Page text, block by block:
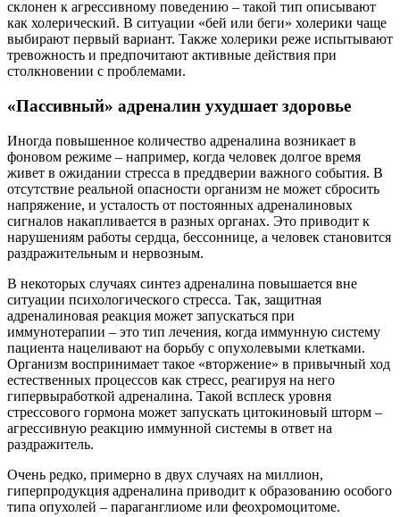
склонен к агрессивному поведению – такой тип описывают
как холерический. В ситуации «бей или беги» холерики чаще
выбирают первый вариант. Также холерики реже испытывают
тревожность и предпочитают активные действия при
столкновении с проблемами.
«Пассивный» адреналин ухудшает здоровье
Иногда повышенное количество адреналина возникает в
фоновом режиме – например, когда человек долгое время
живет в ожидании стресса в преддверии важного события. В
отсутствие реальной опасности организм не может сбросить
напряжение, и усталость от постоянных адреналиновых
сигналов накапливается в разных органах. Это приводит к
нарушениям работы сердца, бессоннице, а человек становится
раздражительным и нервозным.
В некоторых случаях синтез адреналина повышается вне
ситуации психологического стресса. Так, защитная
адреналиновая реакция может запускаться при
иммунотерапии – это тип лечения, когда иммунную систему
пациента нацеливают на борьбу с опухолевыми клетками.
Организм воспринимает такое «вторжение» в привычный ход
естественных процессов как стресс, реагируя на него
гипервыработкой адреналина. Такой всплеск уровня
стрессового гормона может запускать цитокиновый шторм –
агрессивную реакцию иммунной системы в ответ на
раздражитель.
Очень редко, примерно в двух случаях на миллион,
гиперпродукция адреналина приводит к образованию особого
типа опухолей – параганглиоме или феохромоцитоме.